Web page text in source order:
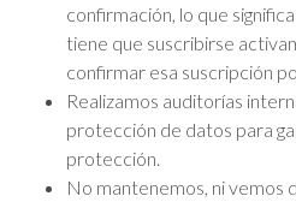
confirmación, lo que
tiene que suscribirse
confirmar esa suscripción
Realizamos auditorías
protección de datos para
protección.
No mantenemos, ni vemos